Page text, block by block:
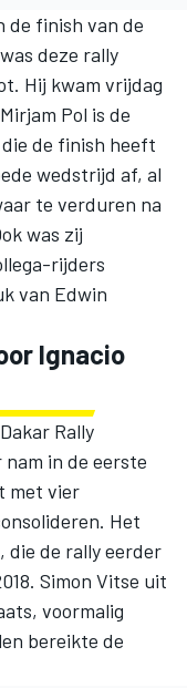
de finish van de
deze rally
Hij kwam vrijdag
Pol is de
de finish heeft
wedstrijd af, al
te verduren na
was zij
rijders
van Edwin
Ignacio
Rally
in de eerste
met vier
Het
die de rally eerder
Simon Vitse uit
voormalig
bereikte de